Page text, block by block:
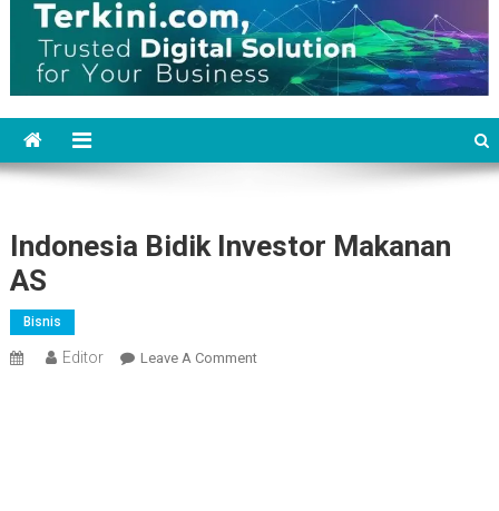
Indonesia Bidik Investor Makanan
AS
Bisnis
Editor Leave A CommentOn